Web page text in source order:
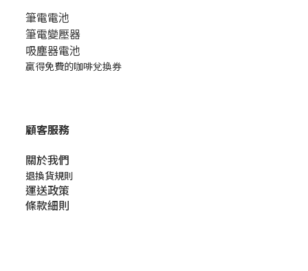
筆電電池
筆電變壓器
吸塵器電池
贏得免費的咖啡兌換券
顧客服務
關於我們​
退換貨規則
運送政策
條款細則